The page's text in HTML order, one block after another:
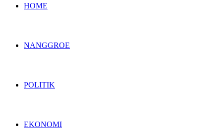
HOME
NANGGROE
POLITIK
EKONOMI